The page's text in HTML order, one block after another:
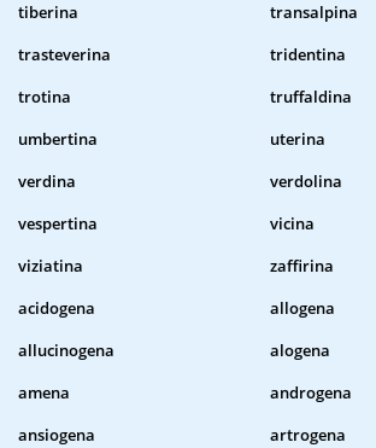
tiberina
transalpina
trasteverina
tridentina
trotina
truffaldina
umbertina
uterina
verdina
verdolina
vespertina
vicina
viziatina
zaffirina
acidogena
allogena
allucinogena
alogena
amena
androgena
ansiogena
artrogena